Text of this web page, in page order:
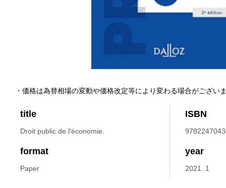
title
Droit public de l'économie.
ISBN
format
Paper
year
2021. 1
・価格は為替相場の変動や価格改定等により変わる場合がござい